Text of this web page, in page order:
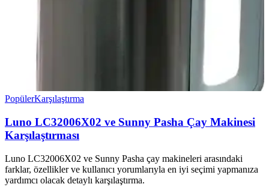
PopülerKarşılaştırma
Luno LC32006X02 ve Sunny Pasha Çay Makinesi
Karşılaştırması
Luno LC32006X02 ve Sunny Pasha çay makineleri arasındaki
farklar, özellikler ve kullanıcı yorumlarıyla en iyi seçimi yapmanıza
yardımcı olacak detaylı karşılaştırma.